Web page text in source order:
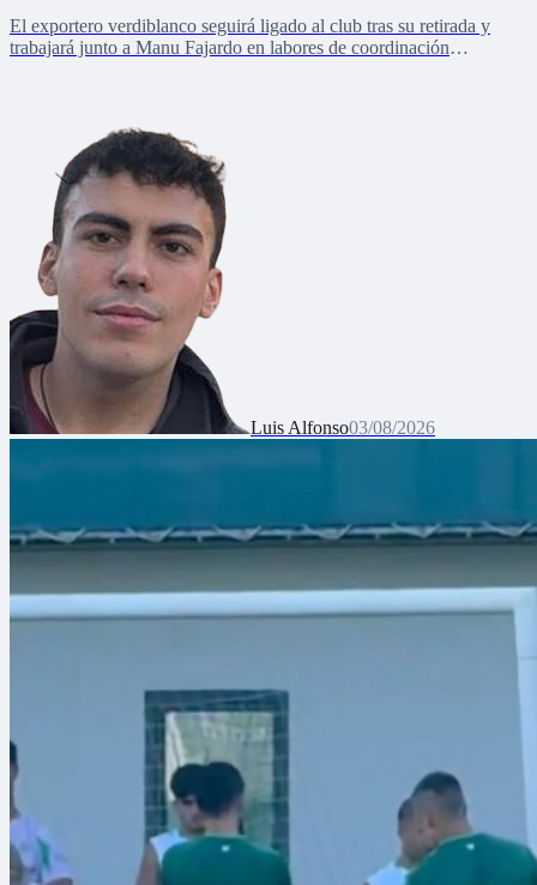
El exportero verdiblanco seguirá ligado al club tras su retirada y
trabajará junto a Manu Fajardo en labores de coordinación
Luis Alfonso03/08/2026